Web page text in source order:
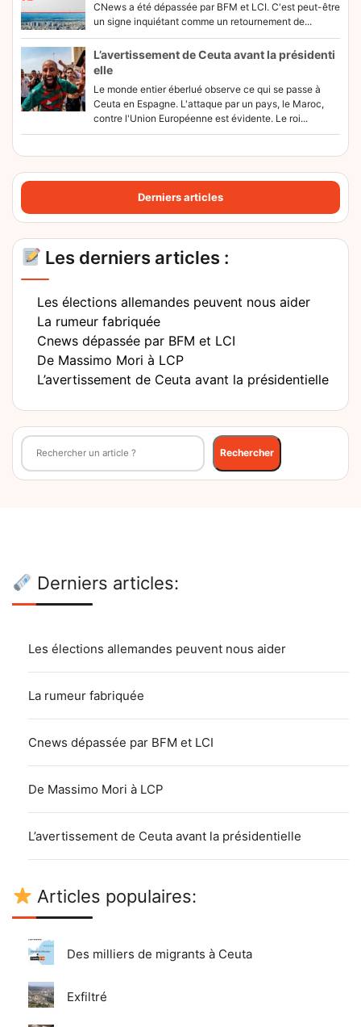
CNews a été dépassée par BFM et LCI. C'est peut-être
un signe inquiétant comme un retournement de...
L’avertissement de Ceuta avant la présidenti
elle
Le monde entier éberlué observe ce qui se passe à
Ceuta en Espagne. L'attaque par un pays, le Maroc,
contre l'Union Européenne est évidente. Le roi...
Derniers articles
Les derniers articles :
Les élections allemandes peuvent nous aider
La rumeur fabriquée
Cnews dépassée par BFM et LCI
De Massimo Mori à LCP
L’avertissement de Ceuta avant la présidentielle
Rechercher
Rechercher
Derniers articles:
Les élections allemandes peuvent nous aider
La rumeur fabriquée
Cnews dépassée par BFM et LCI
De Massimo Mori à LCP
L’avertissement de Ceuta avant la présidentielle
Articles populaires:
Des milliers de migrants à Ceuta
Exfiltré